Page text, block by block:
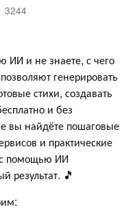
3244
ИИ и не знаете, с чего
генерировать
стихи, создавать
и без
вы найдёте пошаговые
и практические
с помощью ИИ
результат. 🎵